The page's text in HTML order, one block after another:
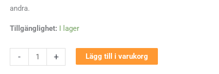
andra.
Tillgänglighet: I lager
-
Springyard
Applier
+ Lägg till i varukorg